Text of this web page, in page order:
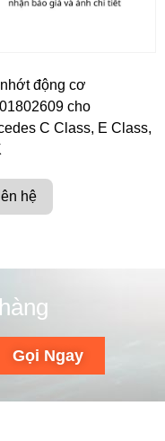
động cơ
cho
C Class, E Class,
hệ
Gọi Ngay